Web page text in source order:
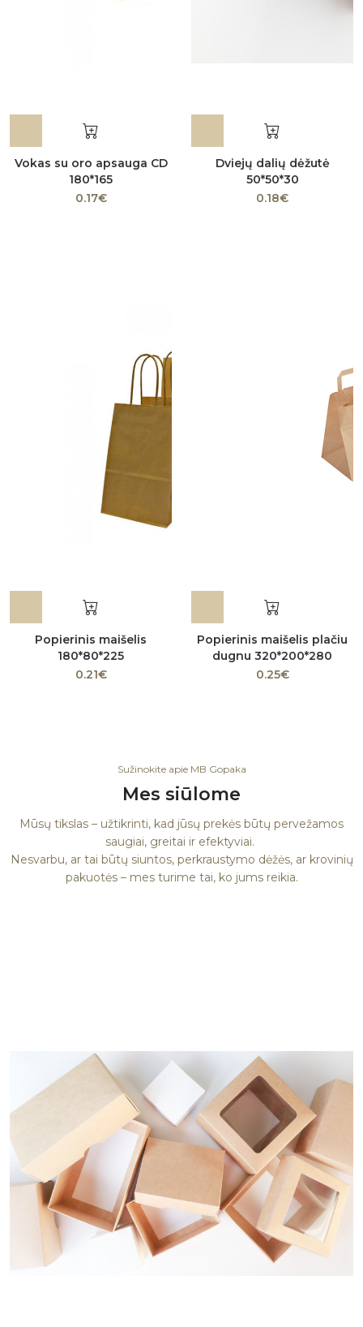
Vokas su oro apsauga CD
180*165
0.17€
Dviejų dalių dėžutė
50*50*30
0.18€
Popierinis maišelis
180*80*225
0.21€
Popierinis maišelis plačiu
dugnu 320*200*280
0.25€
Sužinokite apie MB Gopaka
Mes siūlome
Mūsų tikslas – užtikrinti, kad jūsų prekės būtų pervežamos
saugiai, greitai ir efektyviai.
Nesvarbu, ar tai būtų siuntos, perkraustymo dėžės, ar krovinių
pakuotės – mes turime tai, ko jums reikia.